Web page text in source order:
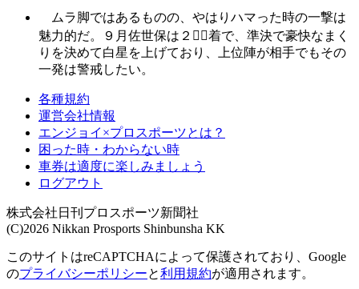
ムラ脚ではあるものの、やはりハマった時の一撃は
魅力的だ。９月佐世保は２  着で、準決で豪快なまく
りを決めて白星を上げており、上位陣が相手でもその
一発は警戒したい。
各種規約
運営会社情報
エンジョイ×プロスポーツとは？
困った時・わからない時
車券は適度に楽しみましょう
ログアウト
株式会社日刊プロスポーツ新聞社
(C)2026 Nikkan Prosports Shinbunsha KK
このサイトはreCAPTCHAによって保護されており、Google
のプライバシーポリシーと利用規約が適用されます。